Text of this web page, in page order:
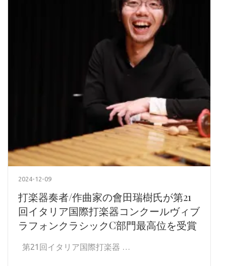
2024-12-09
打楽器奏者/作曲家の會田瑞樹氏が第21
回イタリア国際打楽器コンクールヴィブ
ラフォンクラシックC部門最高位を受賞
第21回イタリア国際打楽器 …